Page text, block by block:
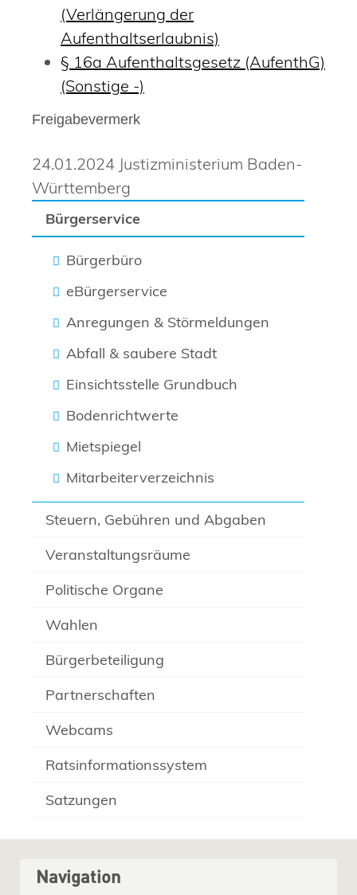
Bürgerservice
Bürgerbüro
eBürgerservice
Anregungen & Störmeldungen
Abfall & saubere Stadt
Einsichtsstelle Grundbuch
Bodenrichtwerte
Mietspiegel
Mitarbeiterverzeichnis
Steuern, Gebühren und Abgaben
Veranstaltungsräume
Politische Organe
Wahlen
Bürgerbeteiligung
Partnerschaften
Webcams
Ratsinformationssystem
Satzungen
(Verlängerung der
Aufenthaltserlaubnis)
§ 16a Aufenthaltsgesetz (AufenthG)
(Sonstige -)
Freigabevermerk
24.01.2024 Justizministerium Baden-
Württemberg
Navigation